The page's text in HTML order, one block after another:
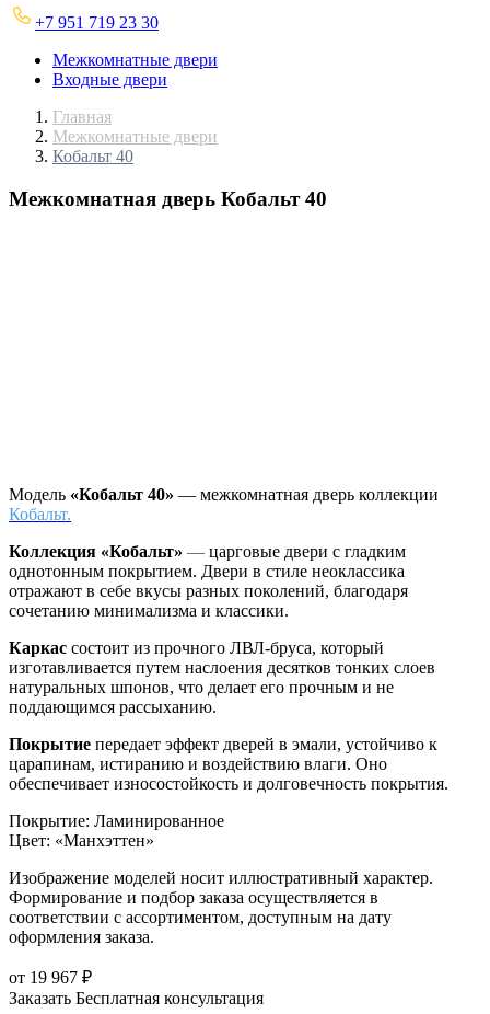
+7 951 719 23 30
Межкомнатные двери
Входные двери
Главная
Межкомнатные двери
Кобальт 40
Межкомнатная дверь Кобальт 40
Модель «Кобальт 40» — межкомнатная дверь коллекции
Кобальт.
Коллекция «Кобальт» — царговые двери с гладким
однотонным покрытием. Двери в стиле неоклассика
отражают в себе вкусы разных поколений, благодаря
сочетанию минимализма и классики.
Каркас состоит из прочного ЛВЛ-бруса, который
изготавливается путем наслоения десятков тонких слоев
натуральных шпонов, что делает его прочным и не
поддающимся рассыханию.
Покрытие передает эффект дверей в эмали, устойчиво к
царапинам, истиранию и воздействию влаги. Оно
обеспечивает износостойкость и долговечность покрытия.
Покрытие: Ламинированное
Цвет: «Манхэттен»
Изображение моделей носит иллюстративный характер.
Формирование и подбор заказа осуществляется в
соответствии с ассортиментом, доступным на дату
оформления заказа.
от 19 967 ₽
Заказать Бесплатная консультация